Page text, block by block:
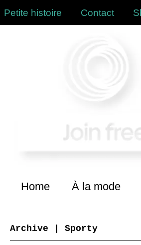
Petite histoire Contact
Home À la mode
Archive | Sporty